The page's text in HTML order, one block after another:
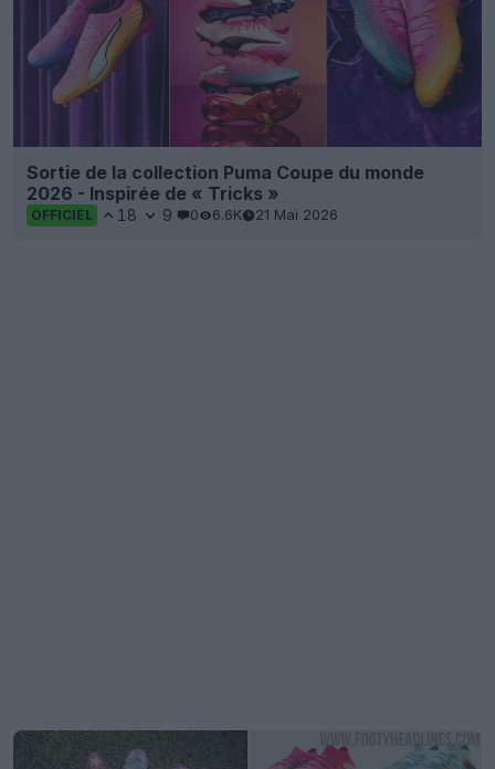
Sortie de la collection Puma Coupe du monde
2026 - Inspirée de « Tricks »
OFFICIEL 18 9 0 6.6K 21 Mai 2026